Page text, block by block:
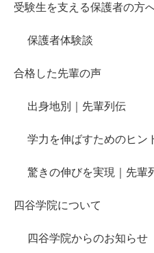
受験生を支える保護者の方
保護者体験談
合格した先輩の声
出身地別｜先輩列伝
学力を伸ばすためのヒン
驚きの伸びを実現｜先輩
四谷学院について
四谷学院からのお知らせ